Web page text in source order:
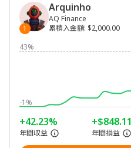
1
Arquinho
AQ Finance
累積入金額: $2,000.00
43%
-1%
+42.23%
年間収益
+$848.11
年間損益